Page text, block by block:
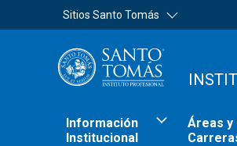
Sitios Santo Tomás
Información
Institucional
Áreas y